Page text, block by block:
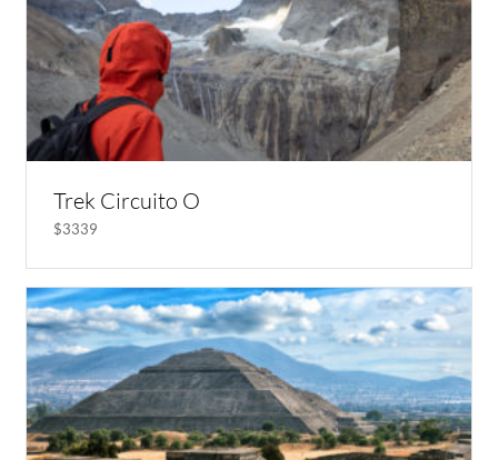
Trek Circuito O
$3339